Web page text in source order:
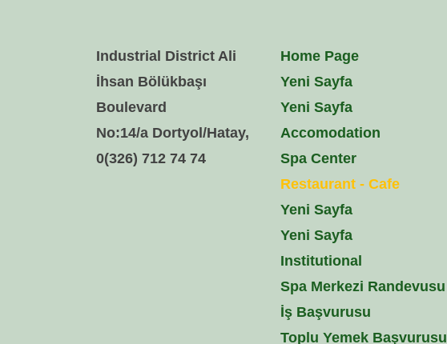
Industrial District Ali
İhsan Bölükbaşı
Boulevard
No:14/a Dortyol/Hatay,
0(326) 712 74 74
Home Page
Yeni Sayfa
Yeni Sayfa
Accomodation
Spa Center
Restaurant - Cafe
Yeni Sayfa
Yeni Sayfa
Institutional
Spa Merkezi Randevusu
İş Başvurusu
Toplu Yemek Başvurusu